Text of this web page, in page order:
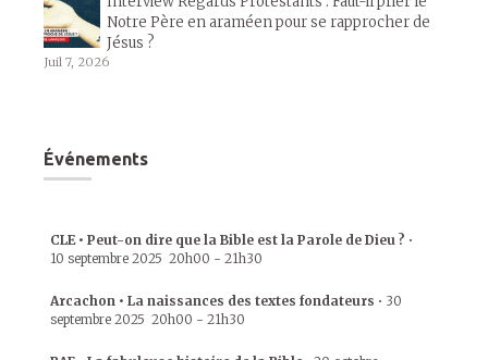
Notre Père en araméen pour se rapprocher de
Jésus ?
Juil 7, 2026
Événements
CLE • Peut-on dire que la Bible est la Parole de Dieu ? •
10 septembre 2025 20h00 - 21h30
Arcachon • La naissances des textes fondateurs • 30
septembre 2025 20h00 - 21h30